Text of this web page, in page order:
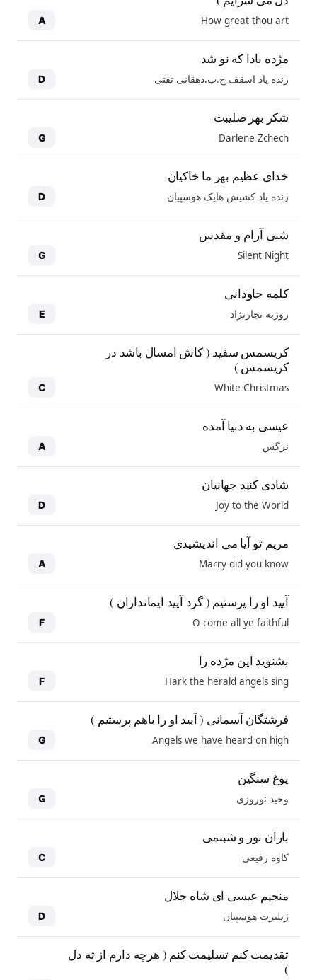
How great thou art
A
مژده بادا که نو شد
زنده یاد اسقف ح.ب.دهقانی تفتی D
شکر بهر صلیبت
Darlene Zchech
G
خدای عظیم بهر ما خاکیان
زنده یاد کشیش هایک هوسپیان D
شبی آرام و مقدس
Silent Night
G
کلمه جاودانی
روزبه نجارنژاد E
کریسمس سفید ( کاش امسال باشد در
کریسمس )
White Christmas
C
عیسی به دنیا آمده
نرگس A
شادی کنید جهانیان
Joy to the World
D
مریم تو آیا می اندیشیدی
Marry did you know
A
آیید او را پرستیم ( گرد آیید ایمانداران )
O come all ye faithful
F
بشنوید این مژده را
Hark the herald angels sing
F
فرشتگان آسمانی ( آیید او را باهم پرستیم )
Angels we have heard on high
G
یوغ سنگین
وحید نوروزی G
باران نور و شبنمی
کاوه رفیعی C
منجیم عیسی ای شاه جلال
ژیلبرت هوسپیان D
تقدیمت کنم تسلیمت کنم ( هرچه دارم از ته دل
)